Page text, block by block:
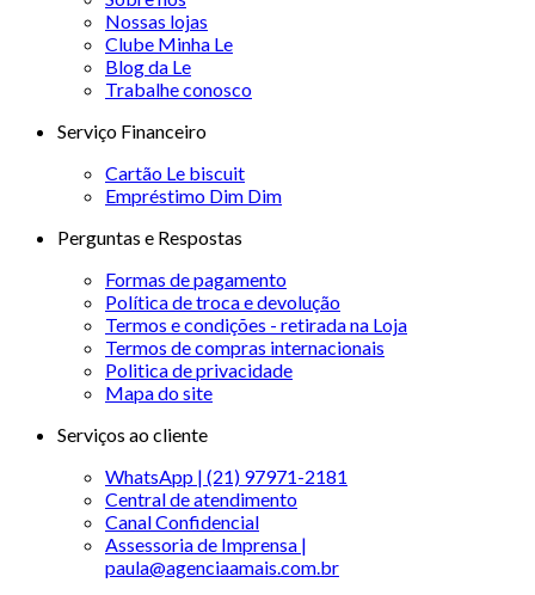
Nossas lojas
Clube Minha Le
Blog da Le
Trabalhe conosco
Serviço Financeiro
Cartão Le biscuit
Empréstimo Dim Dim
Perguntas e Respostas
Formas de pagamento
Política de troca e devolução
Termos e condições - retirada na Loja
Termos de compras internacionais
Politica de privacidade
Mapa do site
Serviços ao cliente
WhatsApp | (21) 97971-2181
Central de atendimento
Canal Confidencial
Assessoria de Imprensa |
paula@agenciaamais.com.br